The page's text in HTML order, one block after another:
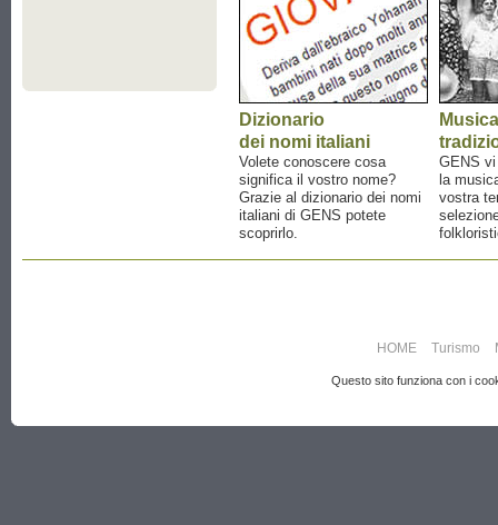
Dizionario
dei nomi italiani
Volete conoscere cosa
significa il vostro nome?
Grazie al dizionario dei nomi
italiani di GENS potete
scoprirlo.
Musica
GENS
la
vostra
HOME Turismo
Questo sito funziona con i